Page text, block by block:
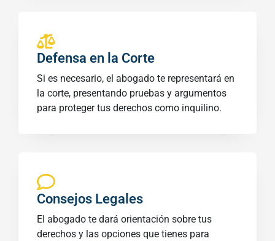
Defensa en la Corte
Si es necesario, el abogado te representará en
la corte, presentando pruebas y argumentos
para proteger tus derechos como inquilino.
Consejos Legales
El abogado te dará orientación sobre tus
derechos y las opciones que tienes para